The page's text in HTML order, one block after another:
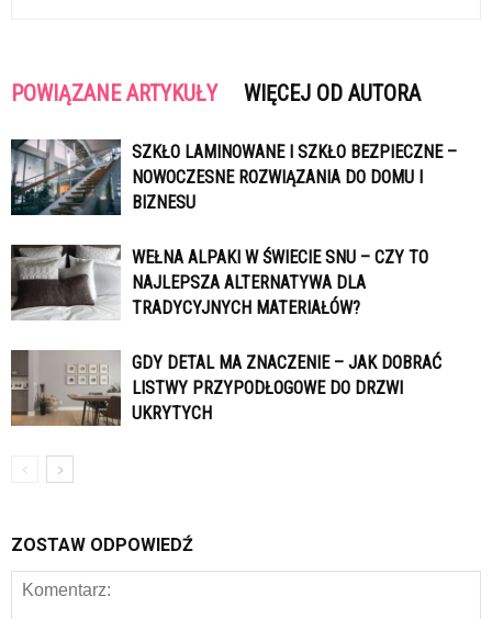
POWIĄZANE ARTYKUŁY WIĘCEJ OD AUTORA
SZKŁO LAMINOWANE I SZKŁO BEZPIECZNE –
NOWOCZESNE ROZWIĄZANIA DO DOMU I
BIZNESU
WEŁNA ALPAKI W ŚWIECIE SNU – CZY TO
NAJLEPSZA ALTERNATYWA DLA
TRADYCYJNYCH MATERIAŁÓW?
GDY DETAL MA ZNACZENIE – JAK DOBRAĆ
LISTWY PRZYPODŁOGOWE DO DRZWI
UKRYTYCH
ZOSTAW ODPOWIEDŹ